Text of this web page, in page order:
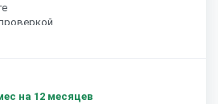
на 12 месяцев